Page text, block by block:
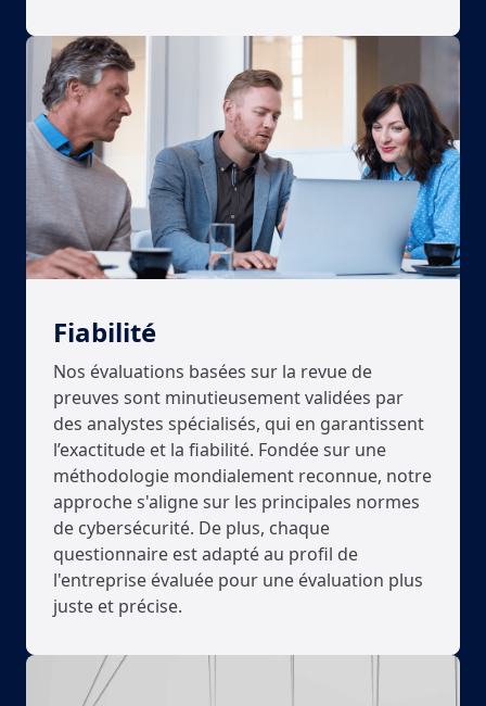
Fiabilité
Nos évaluations basées sur la revue de
preuves sont minutieusement validées par
des analystes spécialisés, qui en garantissent
l’exactitude et la fiabilité. Fondée sur une
méthodologie mondialement reconnue, notre
approche s'aligne sur les principales normes
de cybersécurité. De plus, chaque
questionnaire est adapté au profil de
l'entreprise évaluée pour une évaluation plus
juste et précise.